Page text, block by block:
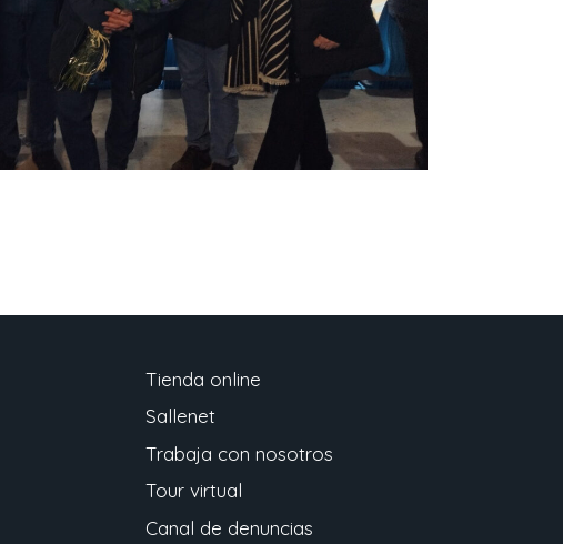
Tienda online
Sallenet
Trabaja con nosotros
Tour virtual
Canal de denuncias